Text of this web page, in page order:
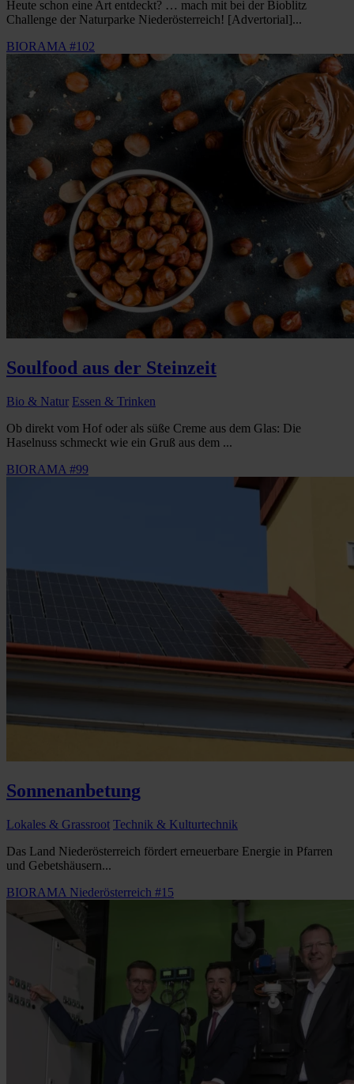
Heute schon eine Art entdeckt? … mach mit bei der Bioblitz
Challenge der Naturparke Niederösterreich! [Advertorial]...
BIORAMA #102
Soulfood aus der Steinzeit
Bio & Natur Essen & Trinken
Ob direkt vom Hof oder als süße Creme aus dem Glas: Die
Haselnuss schmeckt wie ein Gruß aus dem ...
BIORAMA #99
Sonnenanbetung
Lokales & Grassroot Technik & Kulturtechnik
Das Land Niederösterreich fördert erneuerbare Energie in Pfarren
und Gebetshäusern...
BIORAMA Niederösterreich #15